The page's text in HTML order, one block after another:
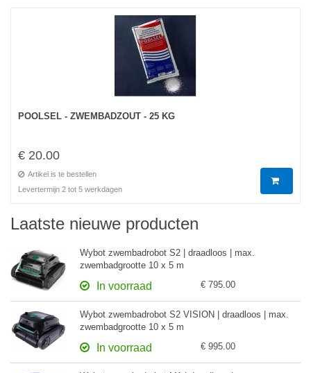
POOLSEL - ZWEMBADZOUT - 25 KG
€ 20.00
Artikel is te bestellen
Levertermijn 2 tot 5 werkdagen
Laatste nieuwe producten
Wybot zwembadrobot S2 | draadloos | max.
zwembadgrootte 10 x 5 m
In voorraad € 795.00
Wybot zwembadrobot S2 VISION | draadloos | max.
zwembadgrootte 10 x 5 m
In voorraad € 995.00